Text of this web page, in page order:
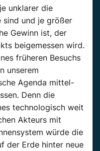
unklarer die
sind und je größer
Gewinn ist, der
beigemessen wird.
früheren Besuchs
unserem
Agenda mittel-
Denn die
technologisch weit
Akteurs mit
würde die
der Erde hinter neue